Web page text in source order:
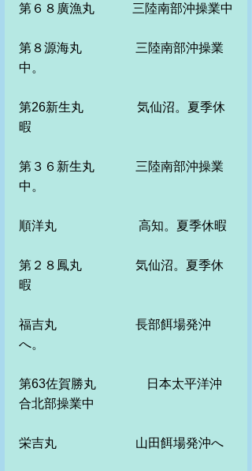
第６８廣漁丸　　　三陸南部沖操業中
第８源海丸　　　 　三陸南部沖操業
中。
第26新生丸　　　　 気仙沼。夏季休
暇
第３６新生丸　　　 三陸南部沖操業
中。
順洋丸　　　　　 　 高知。夏季休暇
第２８鳳丸　　　　 気仙沼。夏季休
暇
福吉丸　　　　　　 長部餌場発沖
へ。
第63佐賀勝丸　　　　日本太平洋沖
合北部操業中
栄吉丸　　　　　　 山田餌場発沖へ